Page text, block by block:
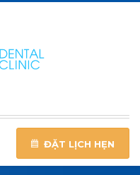
ĐẶT LỊCH HẸN